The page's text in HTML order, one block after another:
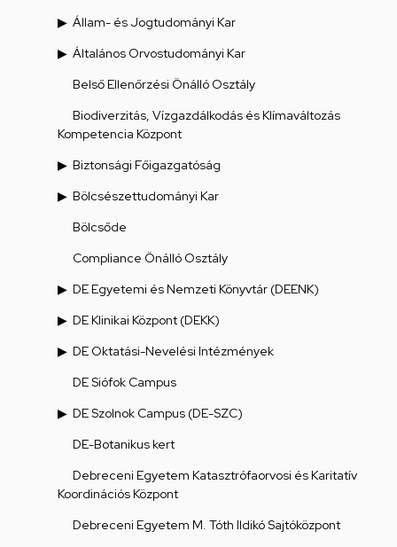
Állam- és Jogtudományi Kar
Általános Orvostudományi Kar
Belső Ellenőrzési Önálló Osztály
Biodiverzitás, Vízgazdálkodás és Klímaváltozás
Kompetencia Központ
Biztonsági Főigazgatóság
Bölcsészettudományi Kar
Bölcsőde
Compliance Önálló Osztály
DE Egyetemi és Nemzeti Könyvtár (DEENK)
DE Klinikai Központ (DEKK)
DE Oktatási-Nevelési Intézmények
DE Siófok Campus
DE Szolnok Campus (DE-SZC)
DE-Botanikus kert
Debreceni Egyetem Katasztrófaorvosi és Karitatív
Koordinációs Központ
Debreceni Egyetem M. Tóth Ildikó Sajtóközpont